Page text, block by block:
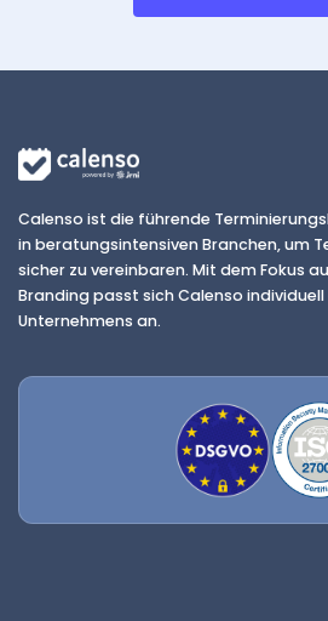
Calenso ist die führende
in beratungsintensiven Branchen, um
sicher zu vereinbaren. Mit dem Fokus
Branding passt sich Calenso
Unternehmens an.